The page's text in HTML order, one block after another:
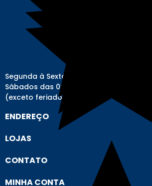
Segunda à Sexta-feira das 08h00 às
Sábados das 08h00 às 12h00
(exceto feriados)
ENDEREÇO
LOJAS
CONTATO
MINHA CONTA